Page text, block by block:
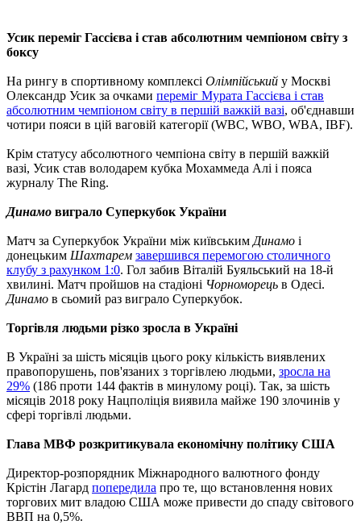
Усик переміг Гассієва і став абсолютним чемпіоном світу з
боксу
На рингу в спортивному комплексі Олімпійський у Москві
Олександр Усик за очками переміг Мурата Гассієва і став
абсолютним чемпіоном світу в першій важкій вазі, об'єднавши
чотири пояси в цій ваговій категорії (WBC, WBO, WBA, IBF).
Крім статусу абсолютного чемпіона світу в першій важкій
вазі, Усик став володарем кубка Мохаммеда Алі і пояса
журналу The Ring.
Динамо виграло Суперкубок України
Матч за Суперкубок України між київським Динамо і
донецьким Шахтарем завершився перемогою столичного
клубу з рахунком 1:0. Гол забив Віталій Буяльський на 18-й
хвилині. Матч пройшов на стадіоні Чорноморець в Одесі.
Динамо в сьомий раз виграло Суперкубок.
Торгівля людьми різко зросла в Україні
В Україні за шість місяців цього року кількість виявлених
правопорушень, пов'язаних з торгівлею людьми, зросла на
29% (186 проти 144 фактів в минулому році). Так, за шість
місяців 2018 року Нацполіція виявила майже 190 злочинів у
сфері торгівлі людьми.
Глава МВФ розкритикувала економічну політику США
Директор-розпорядник Міжнародного валютного фонду
Крістін Лагард попередила про те, що встановлення нових
торгових мит владою США може привести до спаду світового
ВВП на 0,5%.